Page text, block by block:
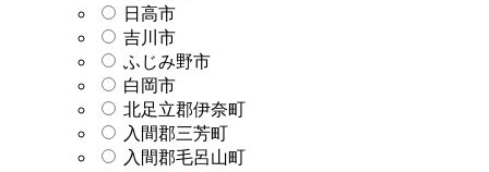
日高市
吉川市
ふじみ野市
白岡市
北足立郡伊奈町
入間郡三芳町
入間郡毛呂山町